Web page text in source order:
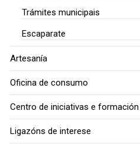
Trámites municipais
Escaparate
Artesanía
Oficina de consumo
Centro de iniciativas e formación
Ligazóns de interese